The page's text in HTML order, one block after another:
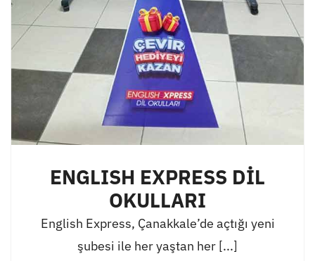
ENGLISH EXPRESS DİL
OKULLARI
English Express, Çanakkale’de açtığı yeni
şubesi ile her yaştan her [...]